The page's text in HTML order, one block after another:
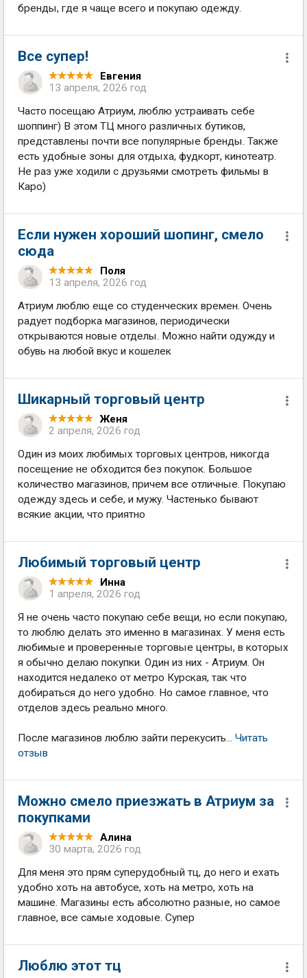
бренды, где я чаще всего и покупаю одежду.
Все супер!
Евгения
13 апреля, 2026 год
Часто посещаю Атриум, люблю устраивать себе
шоппинг) В этом ТЦ много различных бутиков,
представлены почти все популярные бренды. Также
есть удобные зоны для отдыха, фудкорт, кинотеатр.
Не раз уже ходили с друзьями смотреть фильмы в
Каро)
Если нужен хороший шопинг, смело
сюда
Поля
13 апреля, 2026 год
Атриум люблю еще со студенческих времен. Очень
радует подборка магазинов, периодически
открываются новые отделы. Можно найти одужду и
обувь на любой вкус и кошелек
Шикарный торговый центр
Женя
2 апреля, 2026 год
Один из моих любимых торговых центров, никогда
посещение не обходится без покупок. Большое
количество магазинов, причем все отличные. Покупаю
одежду здесь и себе, и мужу. Частенько бывают
всякие акции, что приятно
Любимый торговый центр
Инна
1 апреля, 2026 год
Я не очень часто покупаю себе вещи, но если покупаю,
то люблю делать это именно в магазинах. У меня есть
любимые и проверенные торговые центры, в которых
я обычно делаю покупки. Один из них - Атриум. Он
находится недалеко от метро Курская, так что
добираться до него удобно. Но самое главное, что
отделов здесь реально много.
После магазинов люблю зайти перекусить... Читать
отзыв
Можно смело приезжать в Атриум за
покупками
Алина
30 марта, 2026 год
Для меня это прям суперудобный тц, до него и ехать
удобно хоть на автобусе, хоть на метро, хоть на
машине. Магазины есть абсолютно разные, но самое
главное, все самые ходовые. Супер
Люблю этот тц